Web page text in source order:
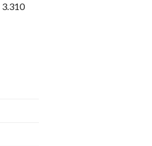
3.310